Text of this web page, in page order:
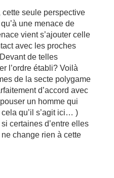
seule perspective
une menace de
vient s’ajouter celle
avec les proches
de telles
l’ordre établi? Voilà
de la secte polygame
d’accord avec
un homme qui
qu’il s’agit ici… )
certaines d’entre elles
change rien à cette